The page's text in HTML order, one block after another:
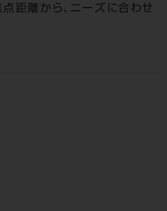
距離から、ニーズに合わせ